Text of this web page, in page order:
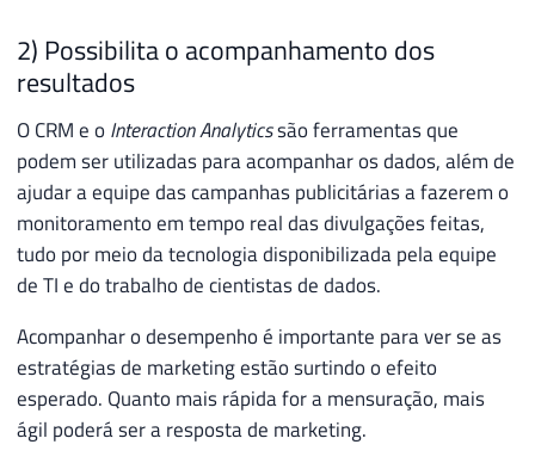
2) Possibilita o acompanhamento dos
resultados
O CRM e oInteraction Analyticssão ferramentas que
podem ser utilizadas para acompanhar os dados, além de
ajudar a equipe das campanhas publicitárias a fazerem o
monitoramento em tempo real das divulgações feitas,
tudo por meio da tecnologia disponibilizada pela equipe
de TI e do trabalho de cientistas de dados.
Acompanhar o desempenho é importante para ver se as
estratégias de marketing estão surtindo o efeito
esperado. Quanto mais rápida for a mensuração, mais
ágil poderá ser a resposta de marketing.